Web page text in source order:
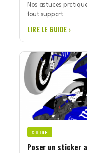
Nos astuces
tout support.
LIRE LE GUIDE ›
GUIDE
Poser un sticker